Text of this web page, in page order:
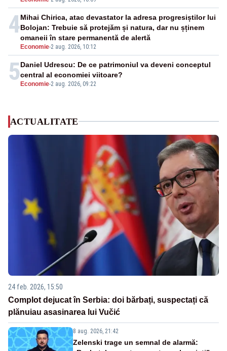
4
Economie-2 aug. 2026, 10:12
Mihai Chirica, atac devastator la adresa progresiștilor lui
Bolojan: Trebuie să protejăm și natura, dar nu șținem
omaneii în stare permanentă de alertă
5Economie-2 aug. 2026, 09:22
Daniel Udrescu: De ce patrimoniul va deveni conceptul
central al economiei viitoare?
ACTUALITATE
24 feb. 2026, 15:50
Complot dejucat în Serbia: doi bărbați, suspectați că
plănuiau asasinarea lui Vučić
8 aug. 2026, 21:42
Zelenski trage un semnal de alarmă: